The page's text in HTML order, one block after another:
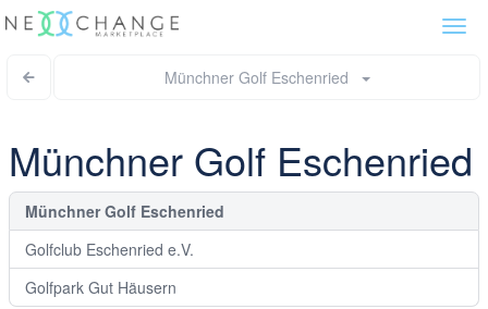
Münchner Golf Eschenried
Münchner Golf Eschenried
Münchner Golf Eschenried
Golfclub Eschenried e.V.
Golfpark Gut Häusern